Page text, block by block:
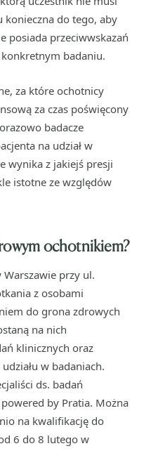
konieczna do tego, aby
posiada przeciwwskazań
badaniu.
za które ochotnicy
za czas poświęcony
badacze
na udział w
wynika z jakiejś presji
istotne ze względów
ochotnikiem?
Warszawie przy ul.
z osobami
do grona zdrowych
na nich
klinicznych oraz
w badaniach.
ds. badań
by Pratia. Można
na kwalifikację do
6 do 8 lutego w